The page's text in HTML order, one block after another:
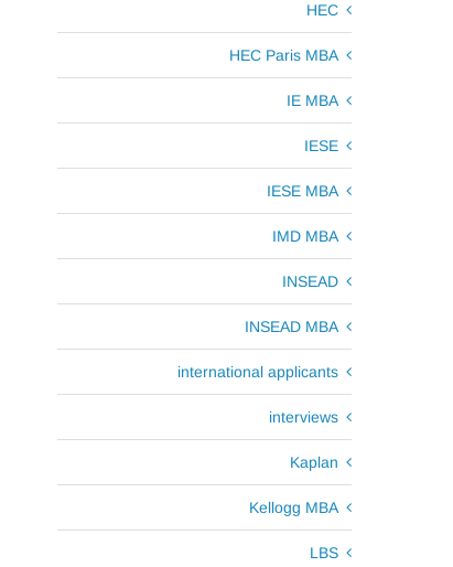
HEC
HEC Paris MBA
IE MBA
IESE
IESE MBA
IMD MBA
INSEAD
INSEAD MBA
international applicants
interviews
Kaplan
Kellogg MBA
LBS